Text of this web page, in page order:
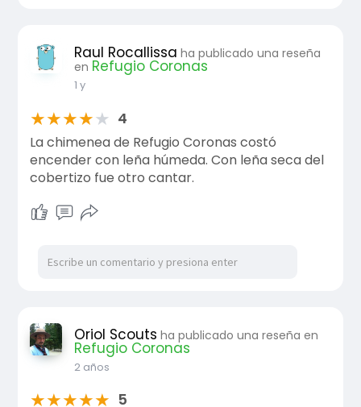
Raul Rocallissa ha publicado una reseña
en Refugio Coronas
1 y
★★★★★ 4
La chimenea de Refugio Coronas costó
encender con leña húmeda. Con leña seca del
cobertizo fue otro cantar.
Oriol Scouts ha publicado una reseña en
Refugio Coronas
2 años
★★★★★ 5